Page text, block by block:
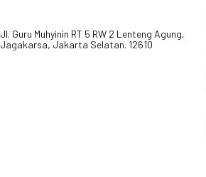
Jl. Guru Muhyinin RT 5 RW 2 Lenteng Agung,
Jagakarsa, Jakarta Selatan. 12610